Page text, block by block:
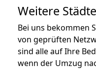
Weitere
Bei uns bekommen
von geprüften
sind alle auf Ihre
wenn der Umzug